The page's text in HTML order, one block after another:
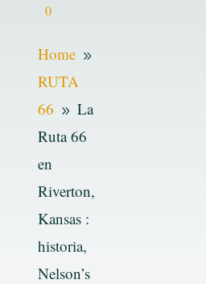
0
Home 9
RUTA
66 9 La
Ruta 66
en
Riverton,
Kansas :
historia,
Nelson’s